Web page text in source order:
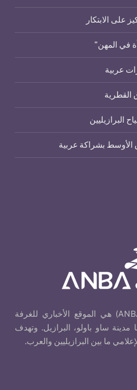
وكالة الأنباء العربية البرازيلية (ANBA) هي الموقع الأخباري للغرفة
مدينة ساو باولو، البرازيل. وتهدف
ما بين البرازيليين والعرب.
على الابتكار
في المهن”
عربية
القطرية
بشراكة عربية